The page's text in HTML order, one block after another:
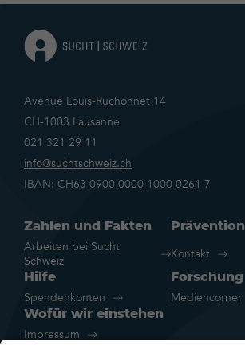
Avenue Louis-Ruchonnet 14
CH-1003 Lausanne
021 321 29 11
info@suchtschweiz.ch
IBAN: CH63 0900 0000 1000 0261 7
Zahlen und Fakten
Arbeiten bei Sucht
Schweiz
Prävention
Kontakt
Hilfe
Spendenkonten
Forschung
Mediencorner
Wofür wir einstehen
Impressum